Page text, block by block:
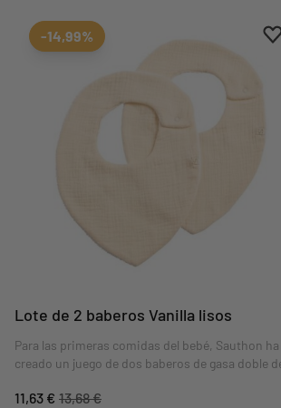
-14,99%
Lote de 2 baberos Vanilla lisos
Para las primeras comidas del bebé, Sauthon ha
creado un juego de dos baberos de gasa doble
Unis.Baberos con dos caras: una de gasa doble
11,63 € 13,68 €